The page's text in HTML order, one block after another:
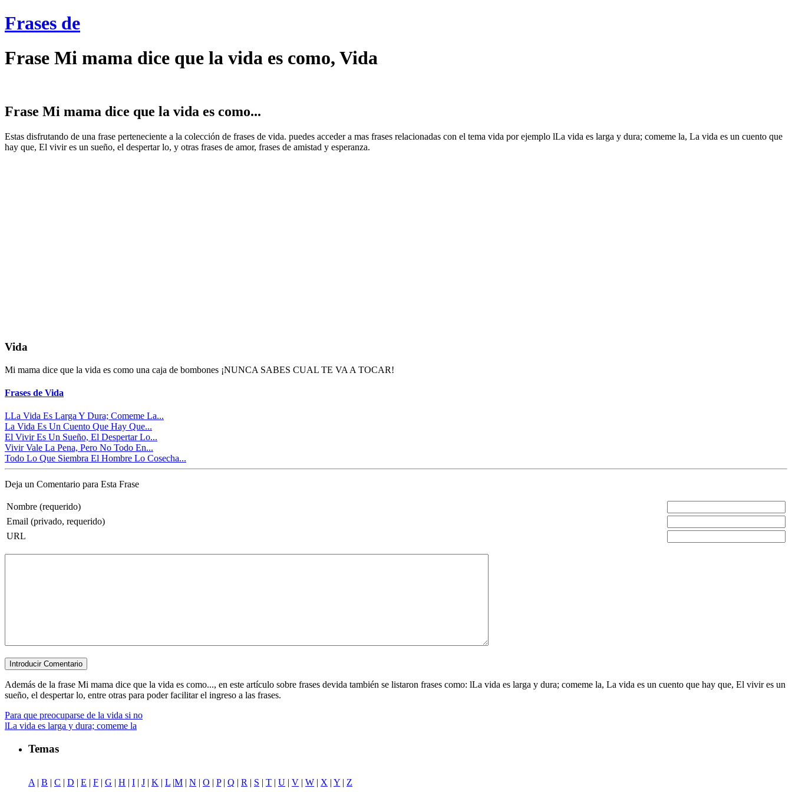
Frases de
Frase Mi mama dice que la vida es como, Vida
Frase Mi mama dice que la vida es como...
Estas disfrutando de una frase perteneciente a la colección de frases de vida. puedes acceder a mas frases relacionadas con el tema vida por ejemplo lLa vida es larga y dura; comeme la, La vida es un cuento que
hay que, El vivir es un sueño, el despertar lo, y otras frases de amor, frases de amistad y esperanza.
Vida
Mi mama dice que la vida es como una caja de bombones ¡NUNCA SABES CUAL TE VA A TOCAR!
Frases de Vida
LLa Vida Es Larga Y Dura; Comeme La...
La Vida Es Un Cuento Que Hay Que...
El Vivir Es Un Sueño, El Despertar Lo...
Vivir Vale La Pena, Pero No Todo En...
Todo Lo Que Siembra El Hombre Lo Cosecha...
Deja un Comentario para Esta Frase
Nombre (requerido)
Email (privado, requerido)
URL
Además de la frase Mi mama dice que la vida es como..., en este artículo sobre frases devida también se listaron frases como: lLa vida es larga y dura; comeme la, La vida es un cuento que hay que, El vivir es un
sueño, el despertar lo, entre otras para poder facilitar el ingreso a las frases.
Para que preocuparse de la vida si no
lLa vida es larga y dura; comeme la
Temas
A | B | C | D | E | F | G | H | I | J | K | L |M | N | O | P| Q | R | S | T | U | V | W | X | Y | Z